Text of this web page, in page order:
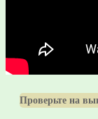
Проверьте на